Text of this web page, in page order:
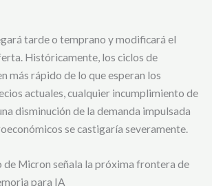
tarde o temprano y modificará el
Históricamente, los ciclos de
más rápido de lo que esperan los
actuales, cualquier incumplimiento de
disminución de la demanda impulsada
se castigaría severamente.
de Micron señala la próxima frontera de
para IA